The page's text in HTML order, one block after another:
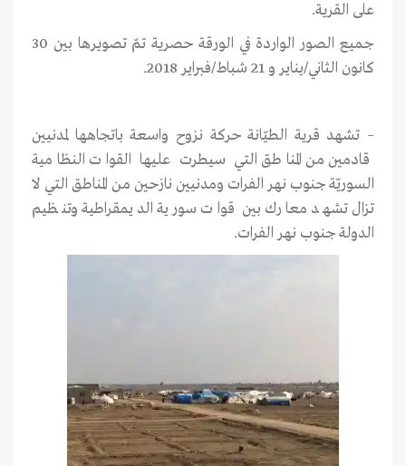
على القرية.
جميع الصور الواردة في الورقة حصرية تمّ تصويرها بين 30
كانون الثاني/يناير و 21 شباط/فبراير 2018.
– تشهد قرية الطيّانة حركة نزوح واسعة باتجاهها لمدنيين
قادمين من المناطق التي سيطرت عليها القوات النظامية
السوريّة جنوب نهر الفرات ومدنيين نازحين من المناطق التي لا
تزال تشهد معارك بين قوات سورية الديمقراطية وتنظيم
الدولة جنوب نهر الفرات.